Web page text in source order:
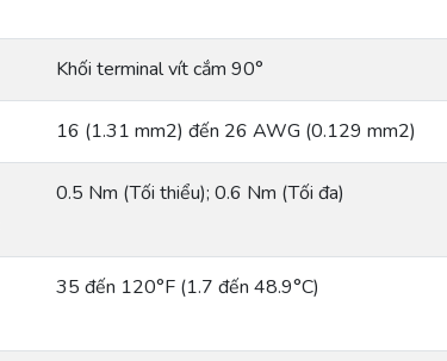
Khối terminal vít cắm 90°
16 (1.31 mm2) đến 26 AWG (0.129 mm2)
0.5 Nm (Tối thiểu); 0.6 Nm (Tối đa)
35 đến 120°F (1.7 đến 48.9°C)